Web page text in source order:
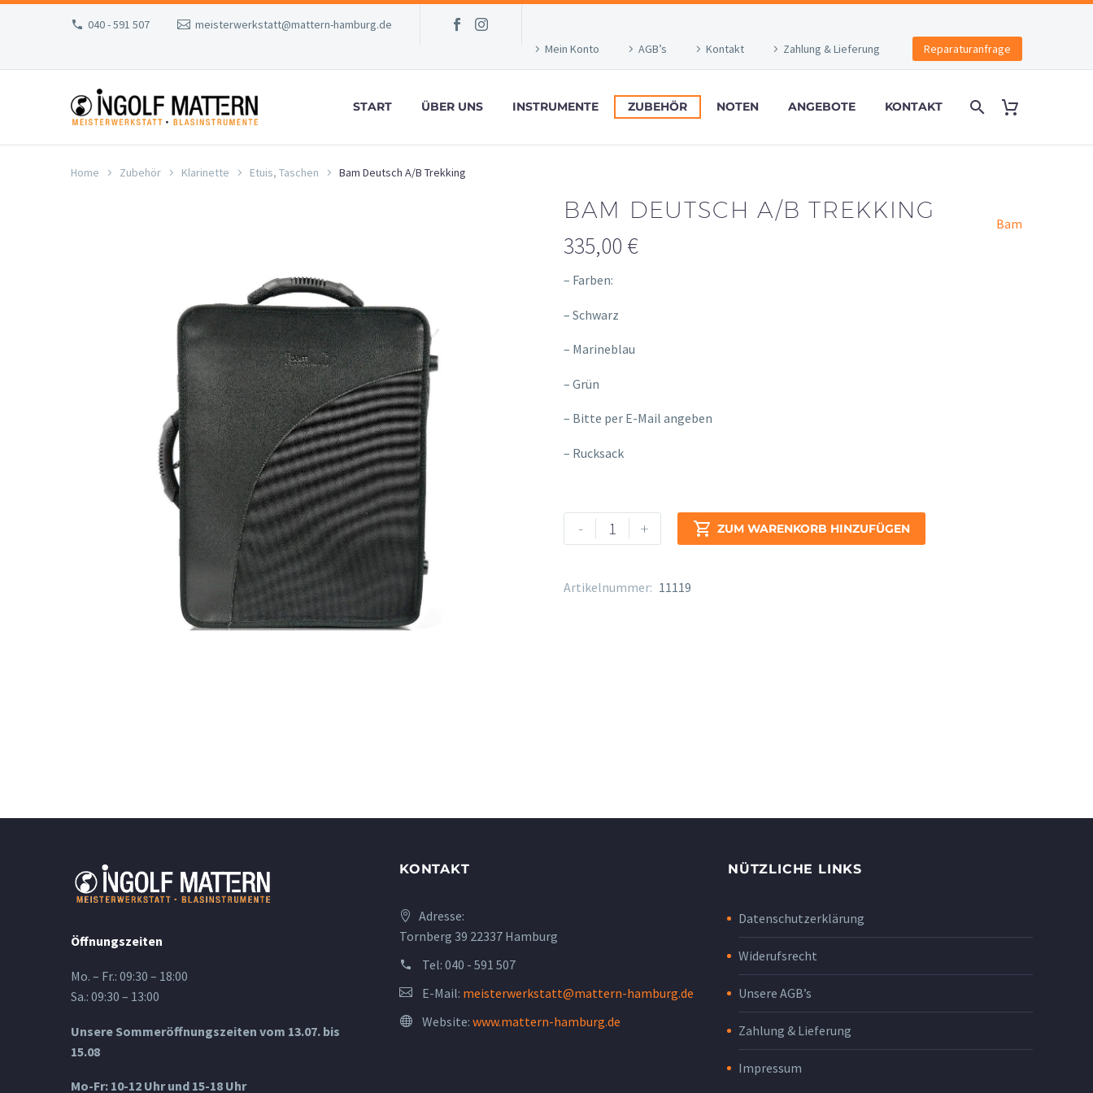
040 - 591 507
meisterwerkstatt@mattern-hamburg.de
Mein Konto
AGB’s Kontakt Zahlung & Lieferung Reparaturanfrage
START ÜBER UNS INSTRUMENTE ZUBEHÖR NOTEN ANGEBOTE KONTAKT
Home Zubehör Klarinette Etuis, Taschen Bam Deutsch A/B Trekking
BAM DEUTSCH A/B TREKKING
Bam
335,00 €
– Farben:
– Schwarz
– Marineblau
– Grün
– Bitte per E-Mail angeben
– Rucksack
-
Deutsch
Trekking
+  ZUM WARENKORB HINZUFÜGEN
Alternative:
Artikelnummer: 11119
Öffnungszeiten
Mo. – Fr.: 09:30 – 18:00
Sa.: 09:30 – 13:00
Unsere Sommeröffnungszeiten vom 13.07. bis
15.08
Mo-Fr: 10-12 Uhr und 15-18 Uhr
KONTAKT
Adresse:
Tornberg 39 22337 Hamburg
Tel: 040 - 591 507
E-Mail: meisterwerkstatt@mattern-hamburg.de
Website: www.mattern-hamburg.de
NÜTZLICHE LINKS
Datenschutzerklärung
Widerufsrecht
Unsere AGB’s
Zahlung & Lieferung
Impressum